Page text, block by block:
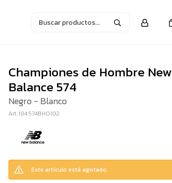
Championes de Hombre New
Balance 574
Negro - Blanco
184.574BH0102
Este artículo está agotado.